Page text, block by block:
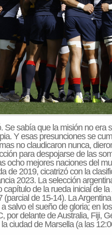
Se sabía que la misión no era
Y esas presunciones se
no claudicaron nunca,
para despojarse de las
ocho mejores naciones del
de 2019, cicatrizó con la
2023. La selección
capítulo de la rueda inicial de
(parcial de 15-14). La
salvo el sueño de gloria; en
por delante de Australia, Fiji,
ciudad de Marsella (a las